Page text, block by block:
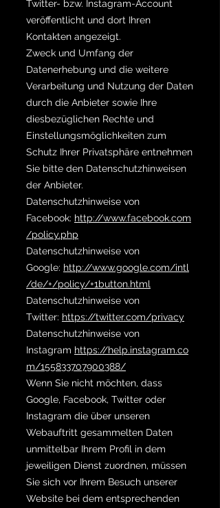
Twitter- bzw. Instagram-Account
veröffentlicht und dort Ihren
Kontakten angezeigt.
Zweck und Umfang der
Datenerhebung und die weitere
Verarbeitung und Nutzung der Daten
durch die Anbieter sowie Ihre
diesbezüglichen Rechte und
Einstellungsmöglichkeiten zum
Schutz Ihrer Privatsphäre entnehmen
Sie bitte den Datenschutzhinweisen
der Anbieter.
Datenschutzhinweise von
Facebook: http://www.facebook.com
/policy.php
Datenschutzhinweise von
Google: http://www.google.com/intl
/de/+/policy/+1button.html
Datenschutzhinweise von
Twitter: https://twitter.com/privacy
Datenschutzhinweise von
Instagram https://help.instagram.co
m/155833707900388/
Wenn Sie nicht möchten, dass
Google, Facebook, Twitter oder
Instagram die über unseren
Webauftritt gesammelten Daten
unmittelbar Ihrem Profil in dem
jeweiligen Dienst zuordnen, müssen
Sie sich vor Ihrem Besuch unserer
Website bei dem entsprechenden